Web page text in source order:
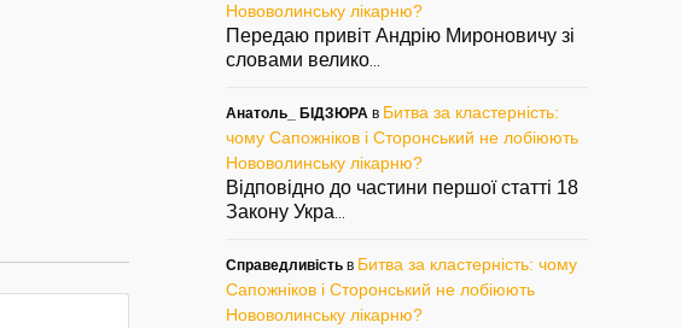
Нововолинську лікарню?
Передаю привіт Андрію Мироновичу зі
словами велико
Анатоль_ БІДЗЮРА в Битва за кластерність:
чому Сапожніков і Сторонський не лобіюють
Нововолинську лікарню?
Відповідно до частини першої статті 18
Закону Укра
Справедливість в Битва за кластерність: чому
Сапожніков і Сторонський не лобіюють
Нововолинську лікарню?